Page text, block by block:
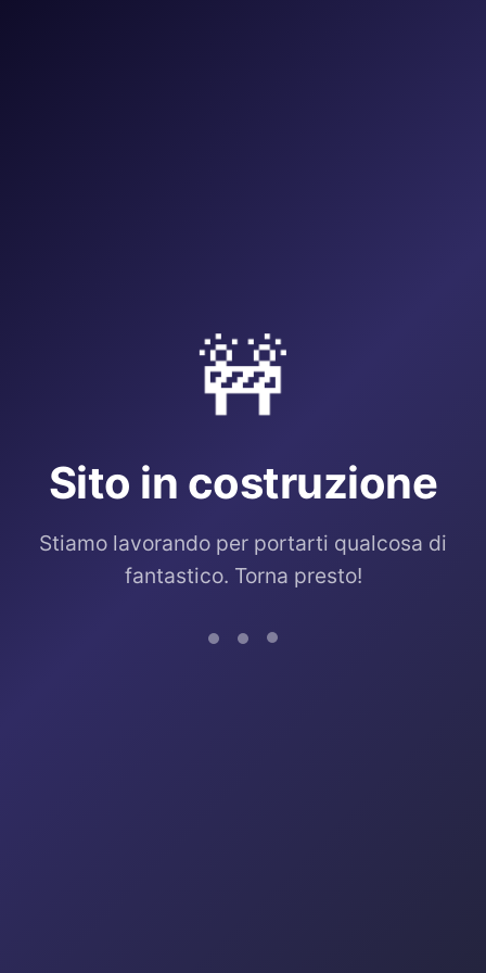
🚧
Sito in costruzione
Stiamo lavorando per portarti qualcosa di
fantastico. Torna presto!